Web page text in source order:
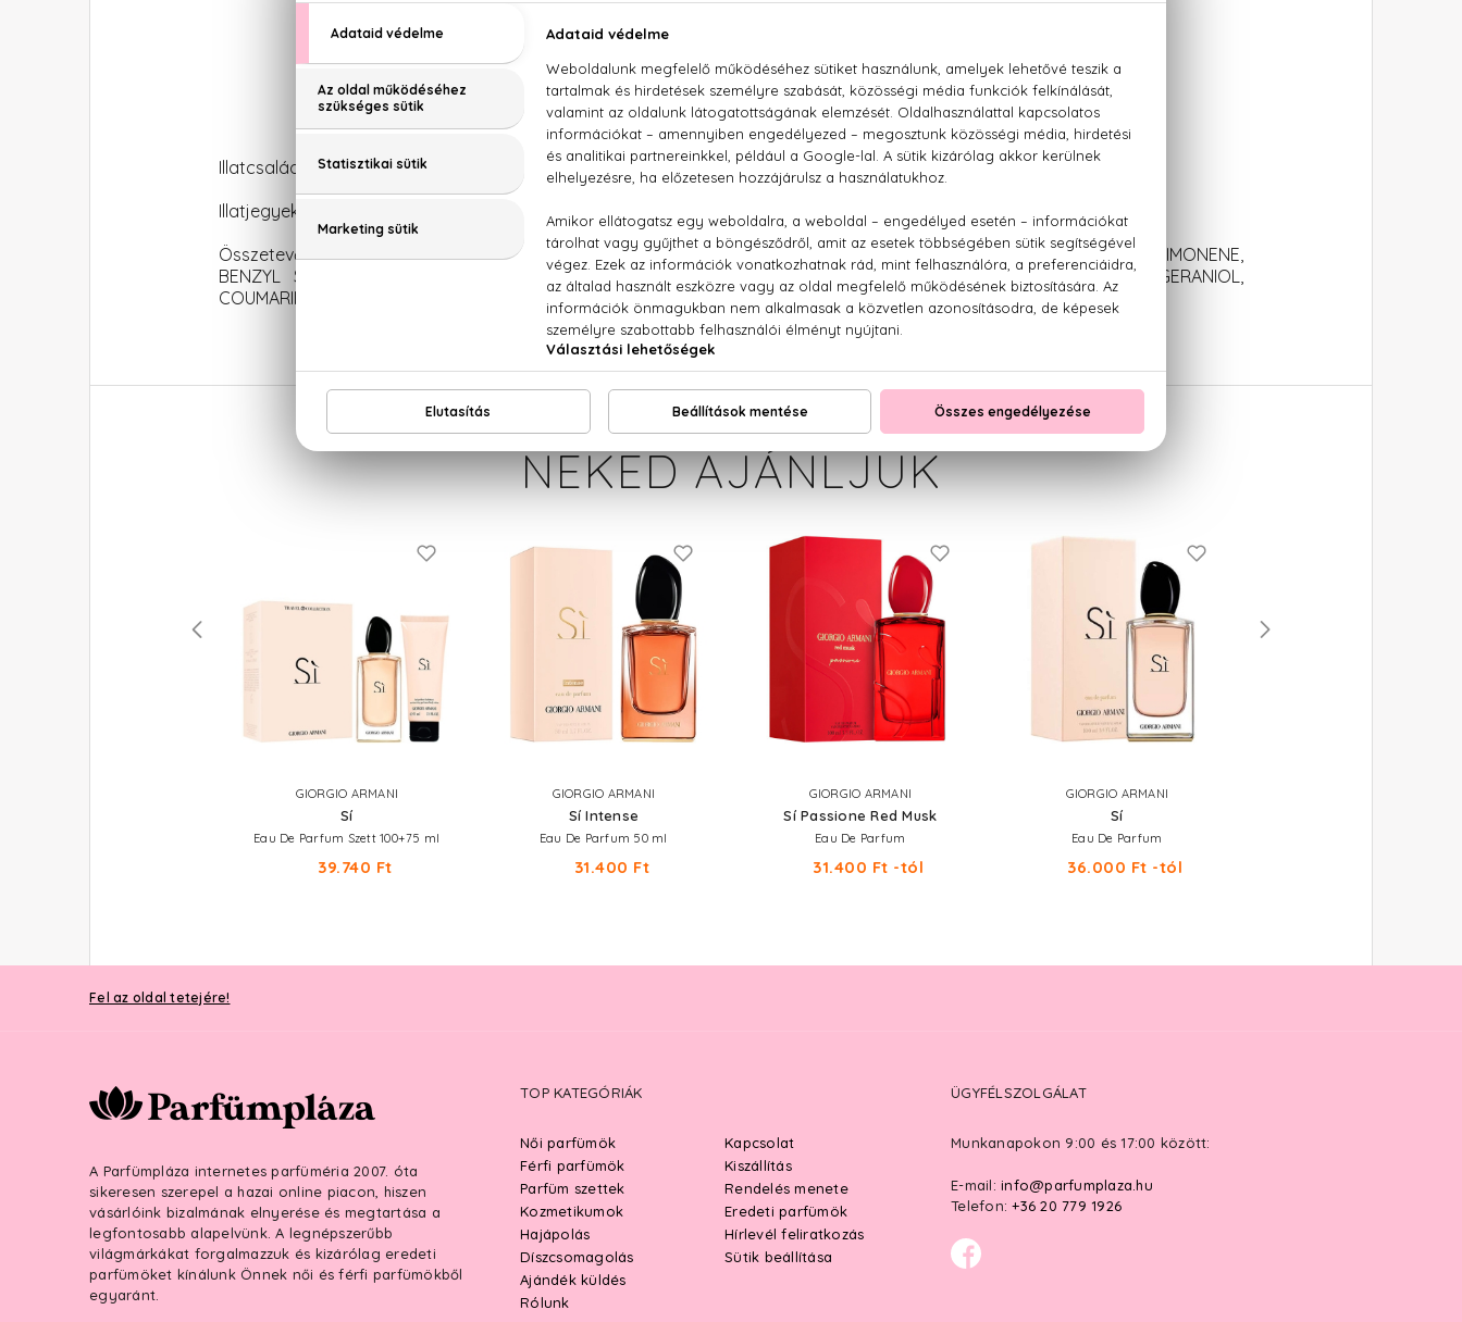
Giorgio Armani Sí Passione Eau De Parfum Intense Utántöltő 100 ml
Illatcsalád: Virágos-orientális-fás
Illatjegyek: körte, jázmin, vanília
Összetevők: ALCOHOL, PARFUM / FRAGRANCE, AQUA / WATER, HYDROXYCITRONELLAL, ALPHA-ISOMETHYL IONONE, LIMONENE,
BENZYL SALICYLATE, LINALOOL, CITRONELLOL, BENZYL ALCOHOL, HEXYL CINNAMAL, ISOEUGENOL, CITRAL, GERANIOL,
COUMARIN (F.I.L. B214499/1).
NEKED AJÁNLJUK
GIORGIO ARMANI
Sí
Eau De Parfum Szett 100+75 ml
39.740 Ft
GIORGIO ARMANI
Sí Intense
Eau De Parfum 50 ml
31.400 Ft
GIORGIO ARMANI
Sí Passione Red Musk
Eau De Parfum
31.400 Ft -tól
GIORGIO ARMANI
Sí
Eau De Parfum
36.000 Ft -tól
Fel az oldal tetejére!
A Parfümpláza internetes parfüméria 2007. óta
sikeresen szerepel a hazai online piacon, hiszen
vásárlóink bizalmának elnyerése és megtartása a
legfontosabb alapelvünk. A legnépszerűbb
világmárkákat forgalmazzuk és kizárólag eredeti
parfümöket kínálunk Önnek női és férfi parfümökből
egyaránt.
TOP KATEGÓRIÁK
Női parfümök
Férfi parfümök
Parfüm szettek
Kozmetikumok
Hajápolás
Díszcsomagolás
Ajándék küldés
Rólunk
Kapcsolat
Kiszállítás
Rendelés menete
Eredeti parfümök
Hírlevél feliratkozás
Sütik beállítása
ÜGYFÉLSZOLGÁLAT
Munkanapokon 9:00 és 17:00 között:
E-mail: info@parfumplaza.hu
Telefon: +36 20 779 1926